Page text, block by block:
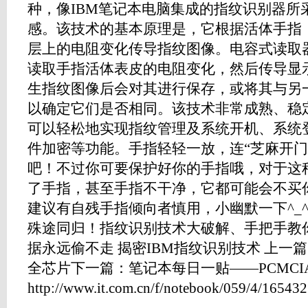
种，像IBM笔记本电脑集成的指纹识别器所
感。该技术的基本原理是，它根据活体手指
层上的电阻变化传导指纹图像。电容式读
读取手指活体表皮的电阻变化，然后传导
生指纹图像后会对其进行保存，或将其与
以确定它们是否相同。该技术非常成熟、
可以轻松地实现指纹管理及系统开机、系
件加密等功能。手指轻轻一放，连“芝麻开
吧！不过你可要保护好你的手指哦，对于
了手指，甚至手指不干净，它都可能会不
建议有自残手指倾向者慎用，小幽默一下
殊途同归！指纹识别技术大破解、手把手教
据永远偷不走 揭密IBM指纹识别技术 上一
全芯片下一篇：笔记本每日一贴
http://www.it.com.cn/f/notebook/059/4/